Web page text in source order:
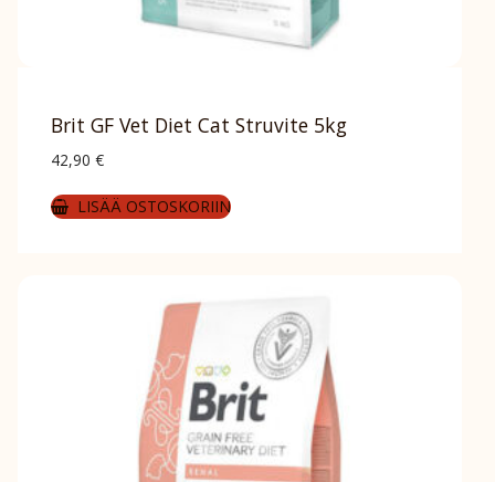
Brit GF Vet Diet Cat Struvite 5kg
42,90 €
LISÄÄ OSTOSKORIIN